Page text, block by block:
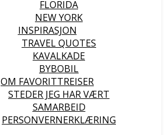
FLORIDA
NEW YORK
INSPIRASJON
TRAVEL QUOTES
KAVALKADE
BYBOBIL
OM FAVORITTREISER
STEDER JEG HAR VÆRT
SAMARBEID
PERSONVERNERKLÆRING